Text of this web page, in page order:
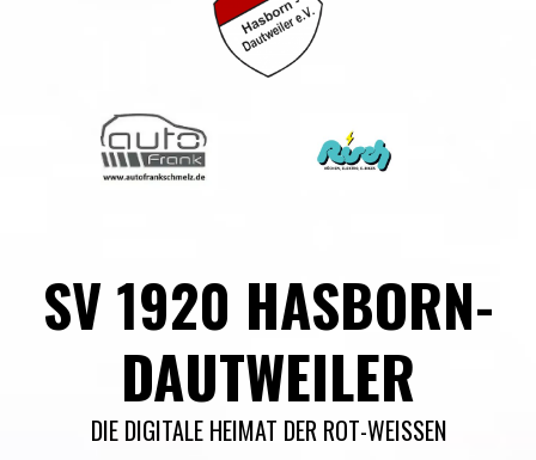
SV 1920 HASBORN-
DAUTWEILER
DIE DIGITALE HEIMAT DER ROT-WEISSEN